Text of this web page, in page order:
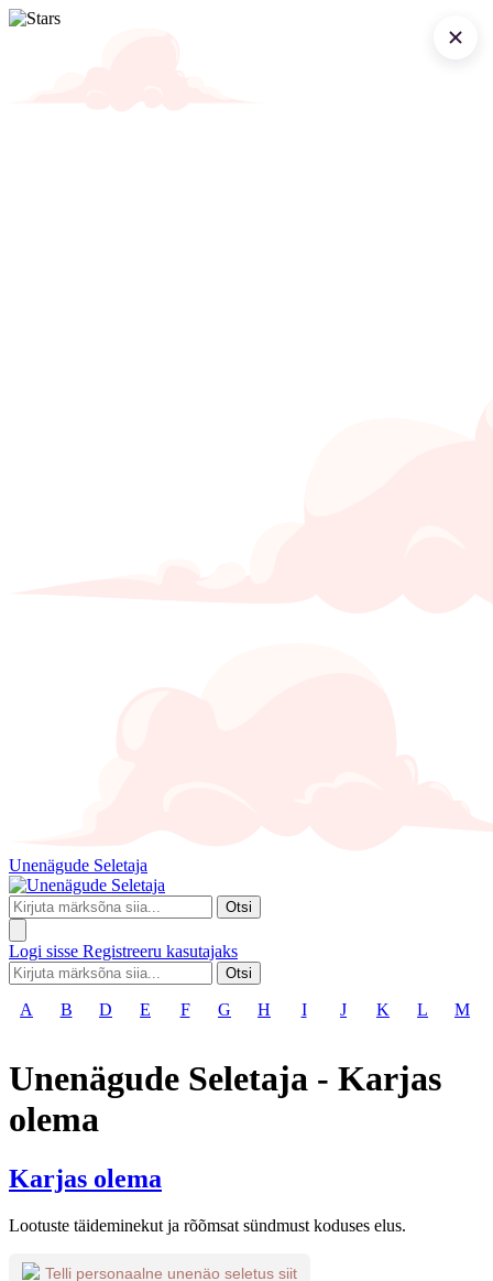
Unenägude Seletaja
Otsi
Logi sisse Registreeru kasutajaks
Otsi
A B D E F G H I J K L M
Unenägude Seletaja - Karjas
olema
Karjas olema
Lootuste täideminekut ja rõõmsat sündmust koduses elus.
Telli personaalne unenäo seletus siit